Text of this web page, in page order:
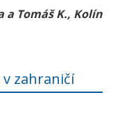
a Tomáš K., Kolín
zahraničí